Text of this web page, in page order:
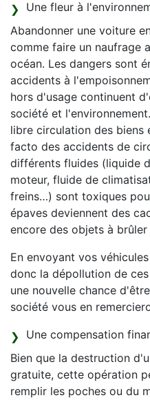
Une fleur à
Abandonner une voiture
comme faire un naufrage
océan. Les dangers sont
accidents à
hors d'usage continuent
société et
libre circulation des biens
facto des accidents de
différents fluides (liquide
moteur, fluide de
freins…) sont toxiques
épaves deviennent des
encore des objets à
En envoyant vos
donc la dépollution de
une nouvelle chance
société vous en
Une compensation
Bien que la destruction
gratuite, cette opération
remplir les poches ou du